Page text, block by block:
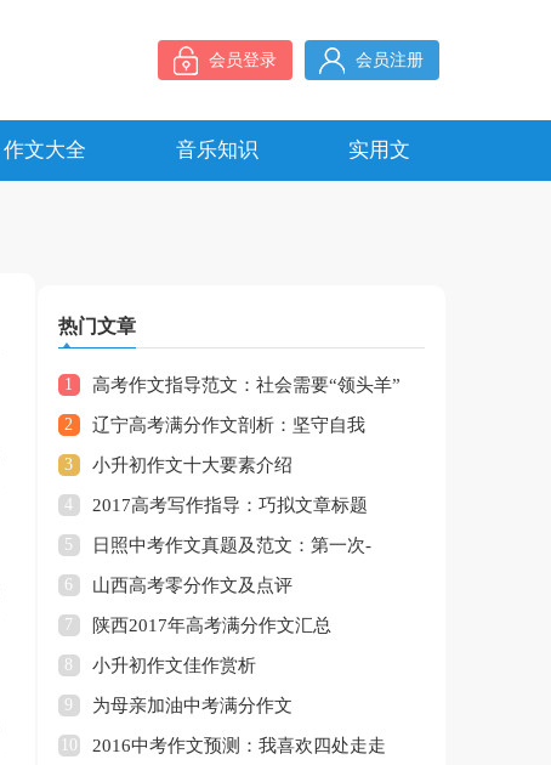
会员登录 会员注册
作文大全 音乐知识 实用文
热门文章
1 高考作文指导范文：社会需要“领头羊”
2 辽宁高考满分作文剖析：坚守自我
3 小升初作文十大要素介绍
4 2017高考写作指导：巧拟文章标题
5 日照中考作文真题及范文：第一次-
6 山西高考零分作文及点评
7 陕西2017年高考满分作文汇总
8 小升初作文佳作赏析
9 为母亲加油中考满分作文
10 2016中考作文预测：我喜欢四处走走